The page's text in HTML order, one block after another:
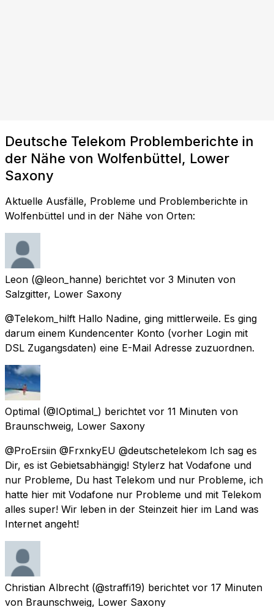
Deutsche Telekom Problemberichte in
der Nähe von Wolfenbüttel, Lower
Saxony
Aktuelle Ausfälle, Probleme und Problemberichte in
Wolfenbüttel und in der Nähe von Orten:
Leon (@leon_hanne) berichtet vor 3 Minuten von
Salzgitter, Lower Saxony
@Telekom_hilft Hallo Nadine, ging mittlerweile. Es ging
darum einem Kundencenter Konto (vorher Login mit
DSL Zugangsdaten) eine E-Mail Adresse zuzuordnen.
Optimal (@IOptimal_) berichtet vor 11 Minuten von
Braunschweig, Lower Saxony
@ProErsiin @FrxnkyEU @deutschetelekom Ich sag es
Dir, es ist Gebietsabhängig! Stylerz hat Vodafone und
nur Probleme, Du hast Telekom und nur Probleme, ich
hatte hier mit Vodafone nur Probleme und mit Telekom
alles super! Wir leben in der Steinzeit hier im Land was
Internet angeht!
Christian Albrecht (@straffi19) berichtet vor 17 Minuten
von Braunschweig, Lower Saxony